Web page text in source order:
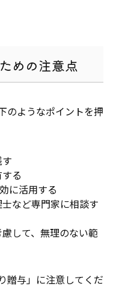
めの注意点
のようなポイントを押
る
に活用する
など専門家に相談す
して、無理のない範
贈与」に注意してくだ